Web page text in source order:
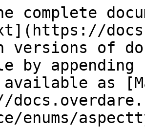
complete
versions of
by
as
enums/